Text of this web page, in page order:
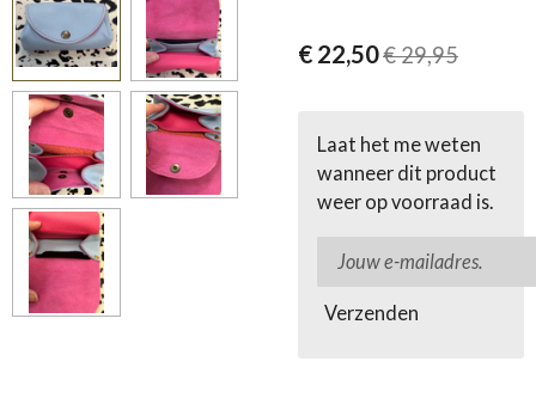
€ 22,50€ 29,95
Laat het me weten
wanneer dit product
weer op voorraad is.
Verzenden